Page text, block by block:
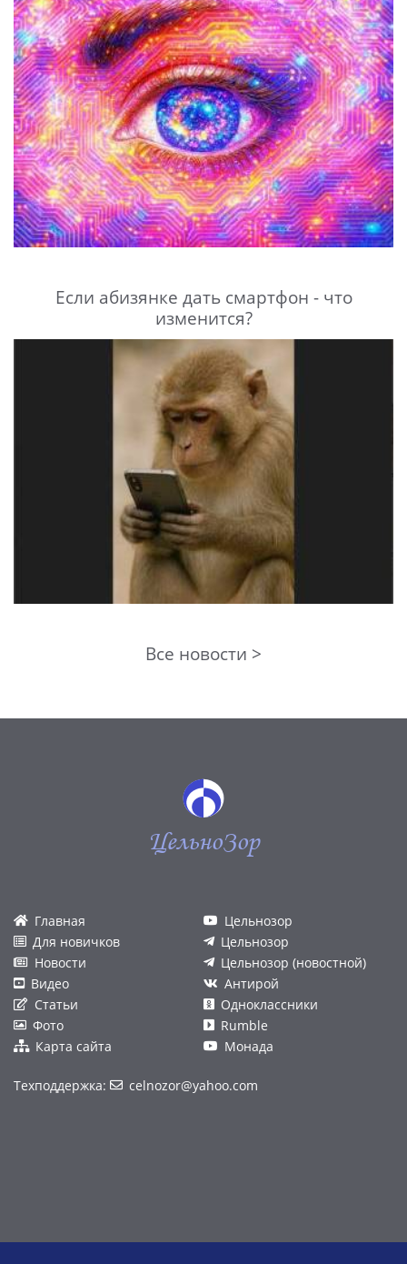
Если абизянке дать смартфон - что
изменится?
Все новости >
ЦельноЗор
Главная
Для новичков
Новости
Видео
Статьи
Фото
Карта сайта
Цельнозор
Цельнозор
Цельнозор (новостной)
Антирой
Одноклассники
Rumble
Монада
Техподдержка: celnozor@yahoo.com